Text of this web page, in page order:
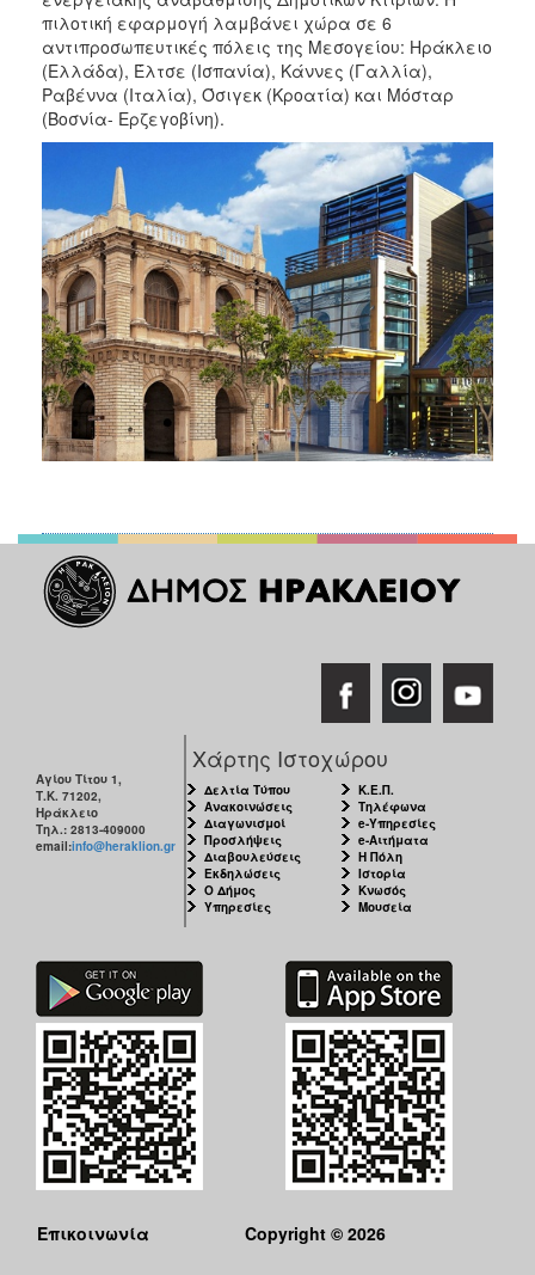
πιλοτική εφαρμογή λαμβάνει χώρα σε 6
αντιπροσωπευτικές πόλεις της Μεσογείου: Ηράκλειο
(Ελλάδα), Έλτσε (Ισπανία), Κάννες (Γαλλία),
Ραβέννα (Ιταλία), Όσιγεκ (Κροατία) και Μόσταρ
(Βοσνία- Ερζεγοβίνη).
Αγίου Τίτου 1,
Τ.Κ. 71202,
Ηράκλειο
Τηλ.: 2813-409000
email:info@heraklion.gr
Χάρτης Ιστοχώρου
Δελτία Τύπου
Ανακοινώσεις
Διαγωνισμοί
Προσλήψεις
Διαβουλεύσεις
Εκδηλώσεις
Ο Δήμος
Υπηρεσίες
Κ.Ε.Π.
Τηλέφωνα
e-Υπηρεσίες
e-Αιτήματα
Η Πόλη
Ιστορία
Κνωσός
Μουσεία
Επικοινωνία
Copyright © 2026